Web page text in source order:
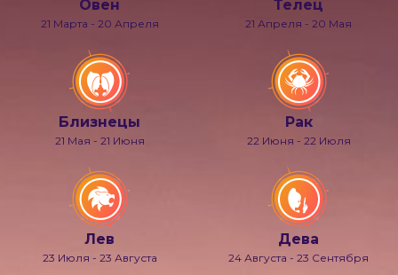
Овен
21 Марта - 20 Апреля
Телец
21 Апреля - 20 Мая
Близнецы
21 Мая - 21 Июня
Рак
22 Июня - 22 Июля
Лев
23 Июля - 23 Августа
Дева
24 Августа - 23 Сентября